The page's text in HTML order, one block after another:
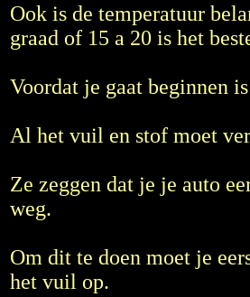
Ook is de temperatuur
graad of 15 a 20 is het
Voordat je gaat beginnen
Al het vuil en stof moet
Ze zeggen dat je je auto
weg.
Om dit te doen moet je
het vuil op.